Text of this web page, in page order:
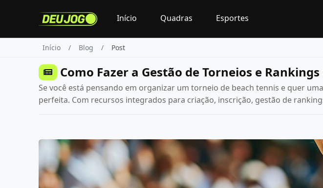
Início Quadras Esportes
Início Blog Post
Como Fazer a Gestão de Torneios e
Se você está pensando em organizar um torneio de beach tennis e quer
perfeita. Com recursos integrados para criação, inscrição, gestão de